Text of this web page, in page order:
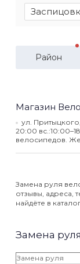
Район
Магазин
ул. Притыцкого,
20:00
велосипедов.
Замена руля
отзывы, адреса,
найдёте в
Замена
Замена руля